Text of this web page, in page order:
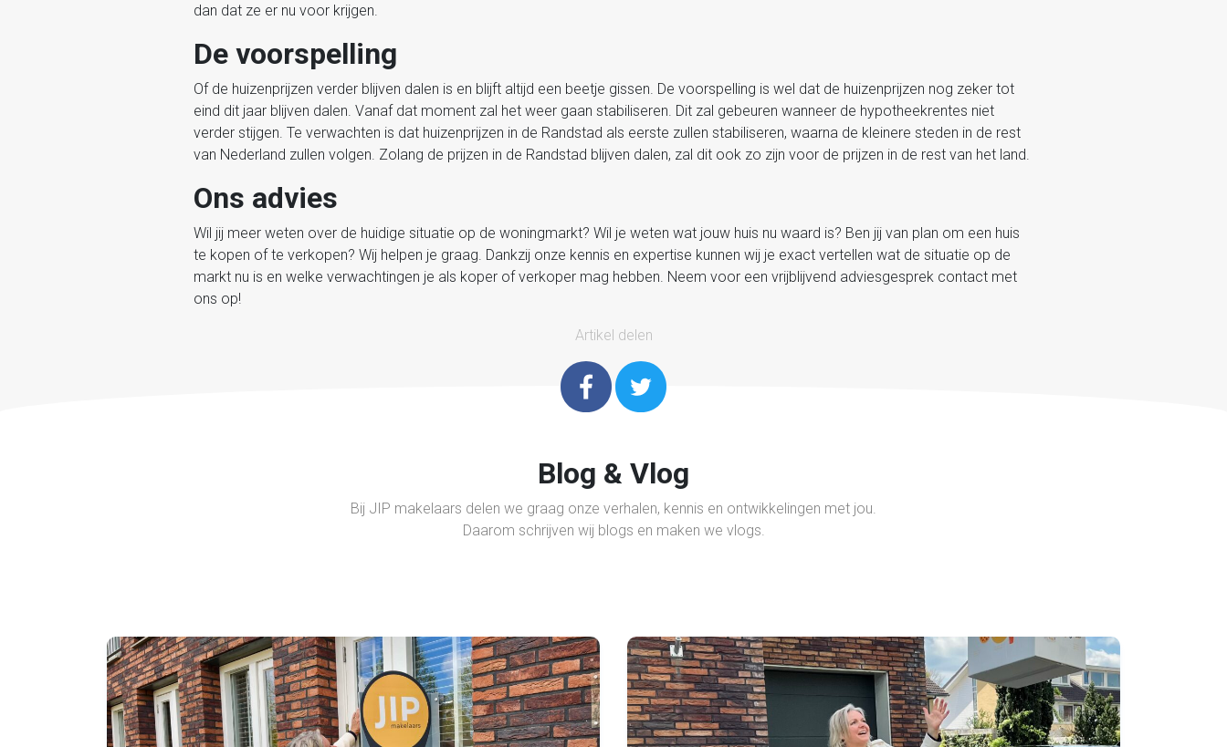
dan dat ze er nu voor krijgen.
De voorspelling
Of de huizenprijzen verder blijven dalen is en blijft altijd een beetje gissen. De voorspelling is wel dat de huizenprijzen nog zeker tot
eind dit jaar blijven dalen. Vanaf dat moment zal het weer gaan stabiliseren. Dit zal gebeuren wanneer de hypotheekrentes niet
verder stijgen. Te verwachten is dat huizenprijzen in de Randstad als eerste zullen stabiliseren, waarna de kleinere steden in de rest
van Nederland zullen volgen. Zolang de prijzen in de Randstad blijven dalen, zal dit ook zo zijn voor de prijzen in de rest van het land.
Ons advies
Wil jij meer weten over de huidige situatie op de woningmarkt? Wil je weten wat jouw huis nu waard is? Ben jij van plan om een huis
te kopen of te verkopen? Wij helpen je graag. Dankzij onze kennis en expertise kunnen wij je exact vertellen wat de situatie op de
markt nu is en welke verwachtingen je als koper of verkoper mag hebben. Neem voor een vrijblijvend adviesgesprek contact met
ons op!
Artikel delen
Blog & Vlog
Bij JIP makelaars delen we graag onze verhalen, kennis en ontwikkelingen met jou.
Daarom schrijven wij blogs en maken we vlogs.